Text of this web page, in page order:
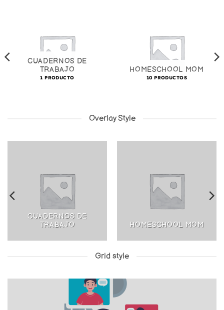
CUADERNOS DE
TRABAJO
1 PRODUCTO
HOMESCHOOL MOM
10 PRODUCTOS
Overlay Style
CUADERNOS DE
TRABAJO
HOMESCHOOL MOM
Grid style